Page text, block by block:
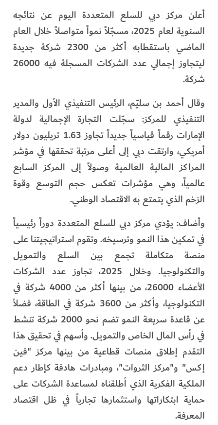
الفرجان
تكنولوجيا
من العالم
الأكثر قراءة
أعلن مركز دبي للسلع المتعددة اليوم عن نتائجه
السنوية لعام 2025، مسجّلاً نمواً متواصلاً خلال العام
الماضي باستقطابه أكثر من 2300 شركة جديدة
ليتجاوز إجمالي عدد الشركات المسجلة فيه 26000
شركة.
وقال أحمد بن سليّم، الرئيس التنفيذي الأول والمدير
التنفيذي للمركز: سجّلت التجارة الإجمالية لدولة
الإمارات رقماً قياسياً جديداً تجاوز 1.63 تريليون دولار
أمريكي، وارتقت دبي إلى أعلى مرتبة تحققها في مؤشر
المراكز المالية العالمية وصولاً إلى المركز السابع
عالمياً، وهي مؤشرات تعكس حجم التوسع وقوة
الزخم الذي يتمتع به الاقتصاد الوطني.
وأضاف: يؤدي مركز دبي للسلع المتعددة دوراً رئيسياً
في تمكين هذا النمو وترسيخه. وتقوم استراتيجيتنا على
منصة متكاملة تجمع بين السلع والتمويل
والتكنولوجيا. وخلال 2025، تجاوز عدد الشركات
الأعضاء 26000، من بينها أكثر من 4000 شركة في
التكنولوجيا، وأكثر من 3600 شركة في الطاقة، فضلاً
عن قاعدة سريعة النمو تضم نحو 2000 شركة تنشط
في رأس المال الخاص والتمويل. وأسهم في تحقيق هذا
التقدم إطلاق منصات قطاعية من بينها مركز "فين
إكس" و"مركز الثروات"، ومبادرات هادفة كإطار دعم
الملكية الفكرية الذي أطلقناه لمساعدة الشركات على
حماية ابتكاراتها واستثمارها تجارياً في ظل اقتصاد
المعرفة.